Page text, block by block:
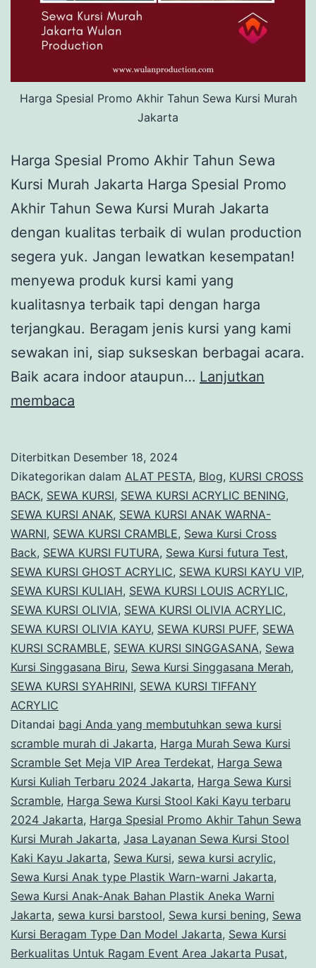
Harga Spesial Promo Akhir Tahun Sewa Kursi Murah
Jakarta
Harga Spesial Promo Akhir Tahun Sewa
Kursi Murah Jakarta Harga Spesial Promo
Akhir Tahun Sewa Kursi Murah Jakarta
dengan kualitas terbaik di wulan production
segera yuk. Jangan lewatkan kesempatan!
menyewa produk kursi kami yang
kualitasnya terbaik tapi dengan harga
terjangkau. Beragam jenis kursi yang kami
sewakan ini, siap sukseskan berbagai acara.
Baik acara indoor ataupun… Lanjutkan
membaca
Akhir
Tahun
Sewa
Kursi
Murah
Jakarta
Diterbitkan Desember 18, 2024
Dikategorikan dalam ALAT PESTA, Blog, KURSI CROSS
BACK, SEWA KURSI, SEWA KURSI ACRYLIC BENING,
SEWA KURSI ANAK, SEWA KURSI ANAK WARNA-
WARNI, SEWA KURSI CRAMBLE, Sewa Kursi Cross
Back, SEWA KURSI FUTURA, Sewa Kursi futura Test,
SEWA KURSI GHOST ACRYLIC, SEWA KURSI KAYU VIP,
SEWA KURSI KULIAH, SEWA KURSI LOUIS ACRYLIC,
SEWA KURSI OLIVIA, SEWA KURSI OLIVIA ACRYLIC,
SEWA KURSI OLIVIA KAYU, SEWA KURSI PUFF, SEWA
KURSI SCRAMBLE, SEWA KURSI SINGGASANA, Sewa
Kursi Singgasana Biru, Sewa Kursi Singgasana Merah,
SEWA KURSI SYAHRINI, SEWA KURSI TIFFANY
ACRYLIC
Ditandai bagi Anda yang membutuhkan sewa kursi
scramble murah di Jakarta, Harga Murah Sewa Kursi
Scramble Set Meja VIP Area Terdekat, Harga Sewa
Kursi Kuliah Terbaru 2024 Jakarta, Harga Sewa Kursi
Scramble, Harga Sewa Kursi Stool Kaki Kayu terbaru
2024 Jakarta, Harga Spesial Promo Akhir Tahun Sewa
Kursi Murah Jakarta, Jasa Layanan Sewa Kursi Stool
Kaki Kayu Jakarta, Sewa Kursi, sewa kursi acrylic,
Sewa Kursi Anak type Plastik Warn-warni Jakarta,
Sewa Kursi Anak-Anak Bahan Plastik Aneka Warni
Jakarta, sewa kursi barstool, Sewa kursi bening, Sewa
Kursi Beragam Type Dan Model Jakarta, Sewa Kursi
Berkualitas Untuk Ragam Event Area Jakarta Pusat,